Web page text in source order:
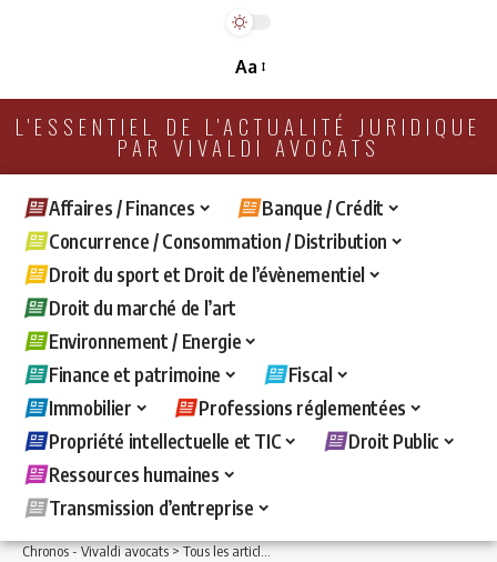
Aa
L'ESSENTIEL DE L'ACTUALITÉ JURIDIQUE
PAR VIVALDI AVOCATS
Affaires / Finances
Banque / Crédit
Concurrence / Consommation / Distribution
Droit du sport et Droit de l’évènementiel
Droit du marché de l’art
Environnement / Energie
Finance et patrimoine
Fiscal
Immobilier
Professions réglementées
Propriété intellectuelle et TIC
Droit Public
Ressources humaines
Transmission d’entreprise
Chronos - Vivaldi avocats>Tous les articles >Affaires / Finances>Entreprises en